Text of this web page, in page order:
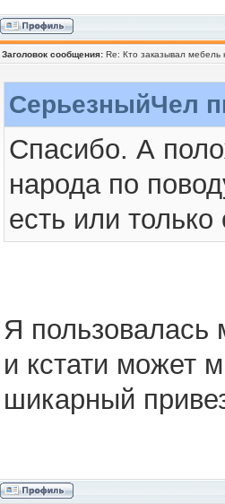
Заголовок сообщения: Re: Кто заказывал
СерьезныйЧел
Спасибо. А
народа по
есть или только
Я
и кстати может
шикарный